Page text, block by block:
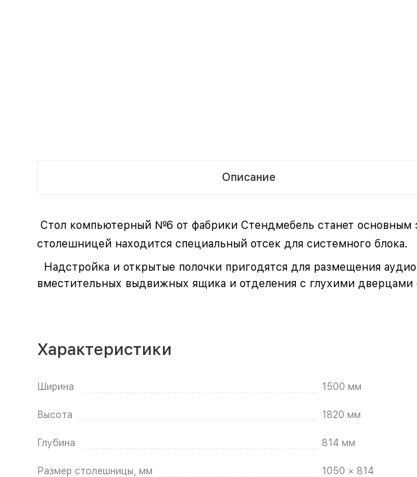
Описание
Стол компьютерный №6 от фабрики Стендмебель станет основным
столешницей находится специальный отсек для системного блока.
Надстройка и открытые полочки пригодятся для размещения
вместительных выдвижных ящика и отделения с глухими
Характеристики
Ширина 1500 мм
Высота 1820 мм
Глубина 814 мм
Размер столешницы, мм 1050 × 814